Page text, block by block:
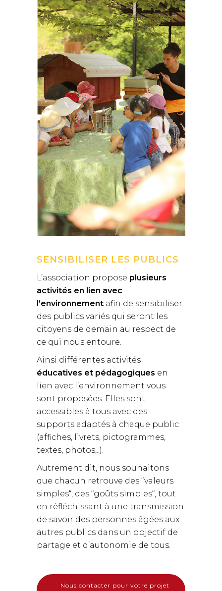
SENSIBILISER LES PUBLICS
L’association propose plusieurs
activités en lien avec
l’environnement afin de sensibiliser
des publics variés qui seront les
citoyens de demain au respect de
ce qui nous entoure.
Ainsi différentes activités
éducatives et pédagogiques en
lien avec l’environnement vous
sont proposées. Elles sont
accessibles à tous avec des
supports adaptés à chaque public
(affiches, livrets, pictogrammes,
textes, photos,..).
Autrement dit, nous souhaitons
que chacun retrouve des “valeurs
simples“, des “goûts simples“, tout
en réfléchissant à une transmission
de savoir des personnes âgées aux
autres publics dans un objectif de
partage et d’autonomie de tous.
Nous contacter pour votre projet